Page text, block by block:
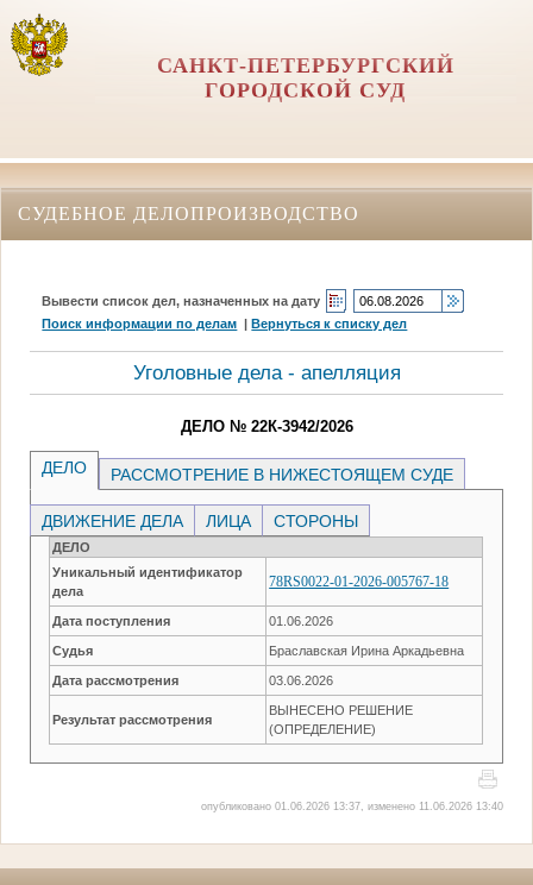
САНКТ-ПЕТЕРБУРГСКИЙ
ГОРОДСКОЙ СУД
СУДЕБНОЕ ДЕЛОПРОИЗВОДСТВО
Вывести список дел, назначенных на дату
Поиск информации по делам |Вернуться к списку дел
Уголовные дела - апелляция
ДЕЛО № 22К-3942/2026
ДЕЛО РАССМОТРЕНИЕ В НИЖЕСТОЯЩЕМ СУДЕ
ДВИЖЕНИЕ ДЕЛА ЛИЦА СТОРОНЫ
ДЕЛО
Уникальный идентификатор
дела
78RS0022-01-2026-005767-18
Дата поступления 01.06.2026
Судья Браславская Ирина Аркадьевна
Дата рассмотрения 03.06.2026
Результат рассмотрения
ВЫНЕСЕНО РЕШЕНИЕ
(ОПРЕДЕЛЕНИЕ)
опубликовано 01.06.2026 13:37, изменено 11.06.2026 13:40